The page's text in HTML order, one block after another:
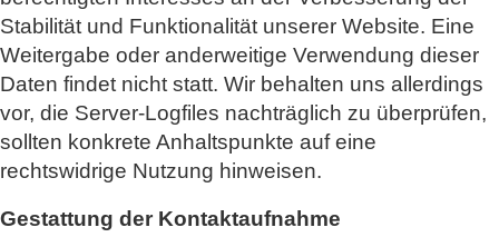
Stabilität und Funktionalität unserer Website. Eine
Weitergabe oder anderweitige Verwendung dieser
Daten findet nicht statt. Wir behalten uns allerdings
vor, die Server-Logfiles nachträglich zu überprüfen,
sollten konkrete Anhaltspunkte auf eine
rechtswidrige Nutzung hinweisen.
Gestattung der Kontaktaufnahme